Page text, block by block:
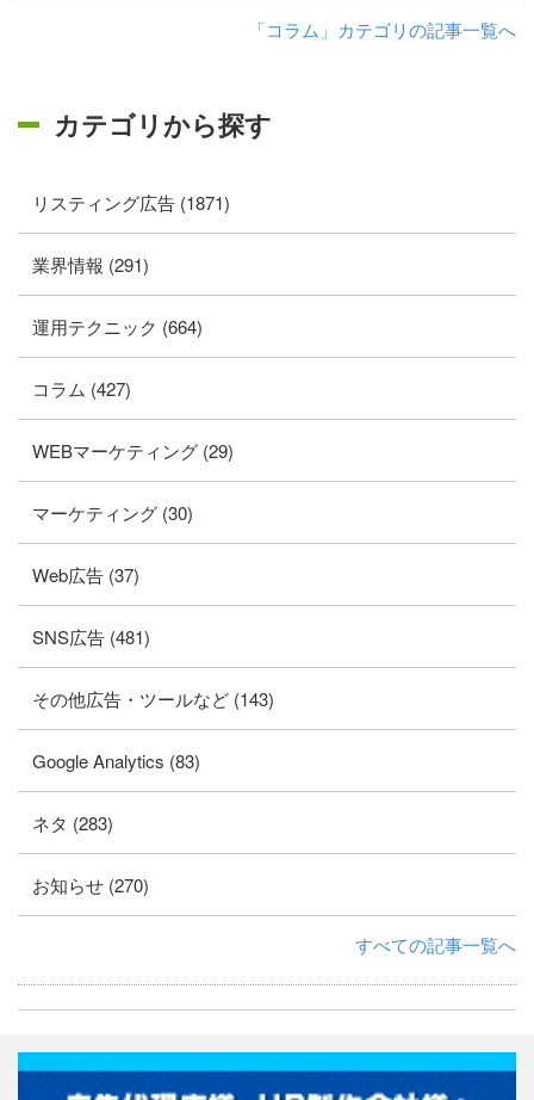
「コラム」カテゴリの記事一覧へ
カテゴリから探す
リスティング広告 (1871)
業界情報 (291)
運用テクニック (664)
コラム (427)
WEBマーケティング (29)
マーケティング (30)
Web広告 (37)
SNS広告 (481)
その他広告・ツールなど (143)
Google Analytics (83)
ネタ (283)
お知らせ (270)
すべての記事一覧へ